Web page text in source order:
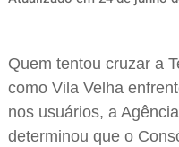
Quem tentou cruzar a
como Vila Velha
nos usuários, a
determinou que o